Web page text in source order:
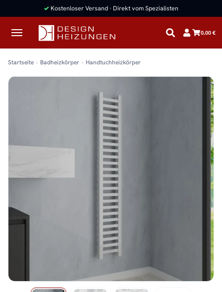
✓ Kostenloser Versand · Direkt vom Spezialisten
0,00 €
Startseite Badheizkörper Handtuchheizkörper